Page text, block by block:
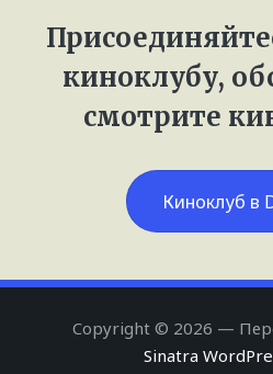
киноклубу,
смотрите
Киноклуб в
Copyright © 2026 —
Sinatra